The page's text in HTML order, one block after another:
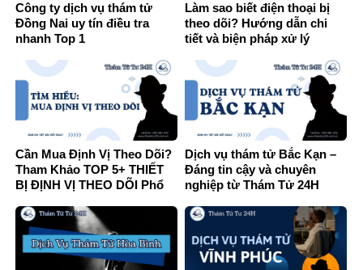
Công ty dịch vụ thám tử
Đồng Nai uy tín điều tra
nhanh Top 1
Làm sao biết điện thoại bị
theo dõi? Hướng dẫn chi
tiết và biện pháp xử lý
Cần Mua Định Vị Theo Dõi?
Tham Khảo TOP 5+ THIẾT
BỊ ĐỊNH VỊ THEO DÕI Phổ
Dịch vụ thám tử Bắc Kạn –
Đáng tin cậy và chuyên
nghiệp từ Thám Tử 24H